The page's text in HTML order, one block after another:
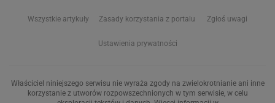
Wszystkie artykuły Zasady korzystania z portalu Zgłoś uwagi
Ustawienia prywatności
Właściciel niniejszego serwisu nie wyraża zgody na zwielokrotnianie ani inne
korzystanie z utworów rozpowszechnionych w tym serwisie, w celu